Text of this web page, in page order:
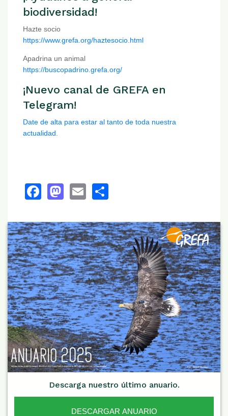
biodiversidad!
Hazte socio
https://www.grefa.org/haztesocio.html
Apadrina un animal
https://buscopadrino.grefa.org/
¡Nuevo canal de GREFA en
Telegram!
Date de alta para estar al tanto de toda nuestra
actualidad.
Facebook
Mastodon
Email
Descarga nuestro último anuario.
DESCARGAR ANUARIO